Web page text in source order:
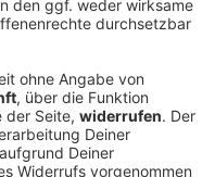
Unfall mit
der Straße ab und